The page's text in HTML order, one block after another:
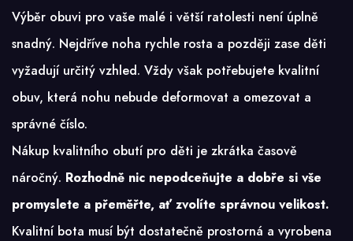
Výběr obuvi pro vaše malé i větší ratolesti není úplně
snadný. Nejdříve noha rychle rosta a později zase děti
vyžadují určitý vzhled. Vždy však potřebujete kvalitní
obuv, která nohu nebude deformovat a omezovat a
správné číslo.
Nákup kvalitního obutí pro děti je zkrátka časově
náročný. Rozhodně nic nepodceňujte a dobře si vše
promyslete a přeměřte, ať zvolíte správnou velikost.
Kvalitní bota musí být dostatečně prostorná a vyrobena